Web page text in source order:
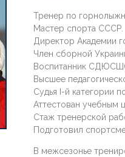
Тренер по
Мастер спорта СССР.
Директор Академии
Член сборной
Воспитанник
Высшее
Судья I-й категории
Аттестован учебным
Стаж тренерской
Подготовил
В межсезонье